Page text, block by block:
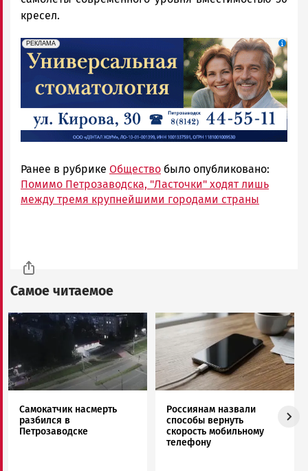
кресел.
erid: 2SDnjdpiKp6
РЕКЛАМА
Реклама
Ранее в рубрике Общество было опубликовано:
Помимо Петрозаводска, "Ласточки" ходят лишь
между тремя крупнейшими городами страны
Самое читаемое
Image
Самокатчик насмерть
разбился в
Петрозаводске
Image
Россиянам назвали
способы вернуть
скорость мобильному
телефону